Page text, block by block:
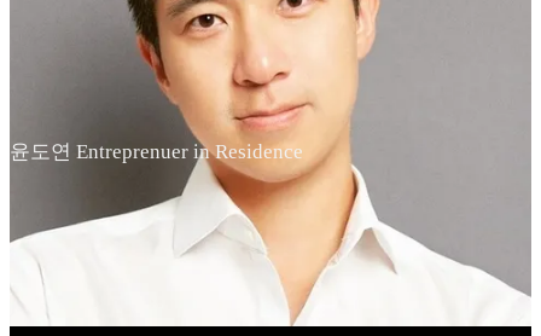
윤도연 Entreprenuer in Residence